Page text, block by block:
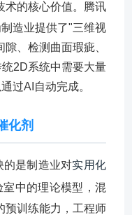
术的核心价值。腾讯
造业提供了"三维视
、检测曲面瑕疵、
2D系统中需要大量
过AI自动完成。
化剂
的是制造业对实用化
中的理论模型，混
预训练能力，工程师